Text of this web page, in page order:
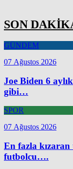
SON
GÜNDEM
07 Ağustos 2026
Joe Biden 6
gibi…
SPOR
07 Ağustos 2026
En fazla
futbolcu….